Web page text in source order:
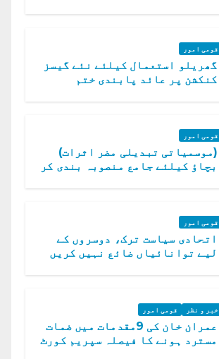
قومی امور
گھریلو استعمال کیلئے نئے گیسز
کنکشن پر عائد پابندی ختم
قومی امور
(موسمیاتی تبدیلی مضر اثرات)
بچاؤ کیلئے جامع منصوبہ بندی کر
قومی امور
اتحادی سیاست ترک، دوسروں کے
لیے توانائیاں ضائع نہیں کریں
خبر و نظر قومی امور
عمران خان کی 9مقدمات میں ضمات
مسترد ہونے کا فیصلہ سپریم کورٹ